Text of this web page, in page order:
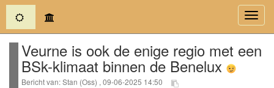
(current)
Veurne is ook de enige regio met een
BSk-klimaat binnen de Benelux
Bericht van: Stan (Oss) , 09-06-2025 14:50